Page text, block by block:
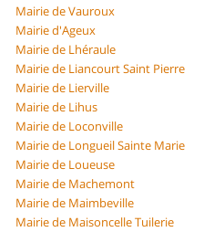
Mairie de Vauroux
Mairie d'Ageux
Mairie de Lhéraule
Mairie de Liancourt Saint Pierre
Mairie de Lierville
Mairie de Lihus
Mairie de Loconville
Mairie de Longueil Sainte Marie
Mairie de Loueuse
Mairie de Machemont
Mairie de Maimbeville
Mairie de Maisoncelle Tuilerie